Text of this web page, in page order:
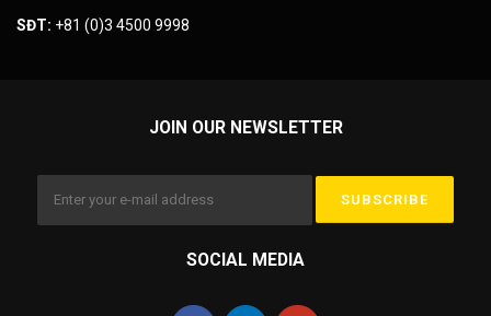
SĐT: +81 (0)3 4500 9998
JOIN OUR NEWSLETTER
SOCIAL MEDIA